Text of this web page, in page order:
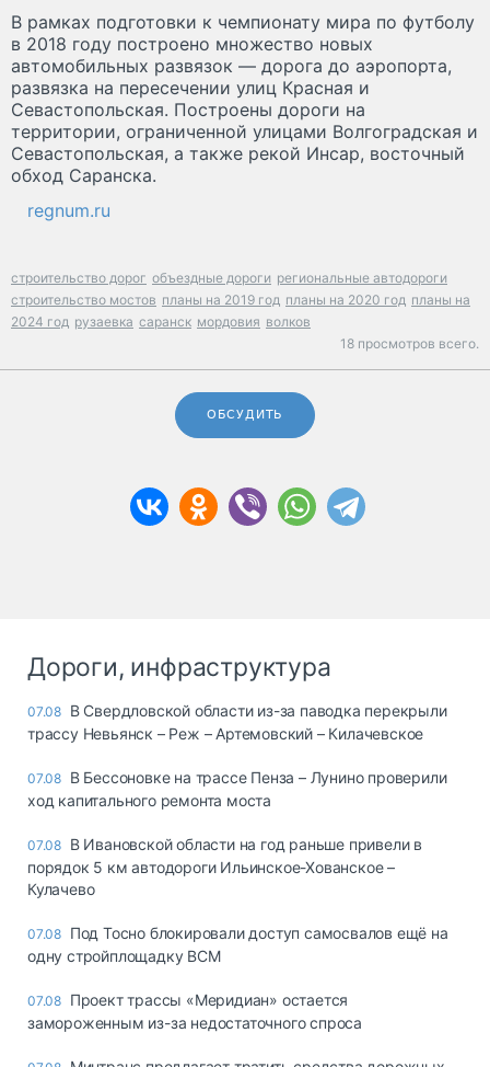
В рамках подготовки к чемпионату мира по футболу
в 2018 году построено множество новых
автомобильных развязок — дорога до аэропорта,
развязка на пересечении улиц Красная и
Севастопольская. Построены дороги на
территории, ограниченной улицами Волгоградская и
Севастопольская, а также рекой Инсар, восточный
обход Саранска.
regnum.ru
строительство дорог объездные дороги региональные автодороги
строительство мостов планы на 2019 год планы на 2020 год планы на
2024 год рузаевка саранск мордовия волков
18 просмотров всего.
ОБСУДИТЬ
Дороги, инфраструктура
07.08 В Свердловской области из-за паводка перекрыли
трассу Невьянск – Реж – Артемовский – Килачевское
07.08 В Бессоновке на трассе Пенза – Лунино проверили
ход капитального ремонта моста
07.08 В Ивановской области на год раньше привели в
порядок 5 км автодороги Ильинское-Хованское –
Кулачево
07.08 Под Тосно блокировали доступ самосвалов ещё на
одну стройплощадку ВСМ
07.08 Проект трассы «Меридиан» остается
замороженным из-за недостаточного спроса